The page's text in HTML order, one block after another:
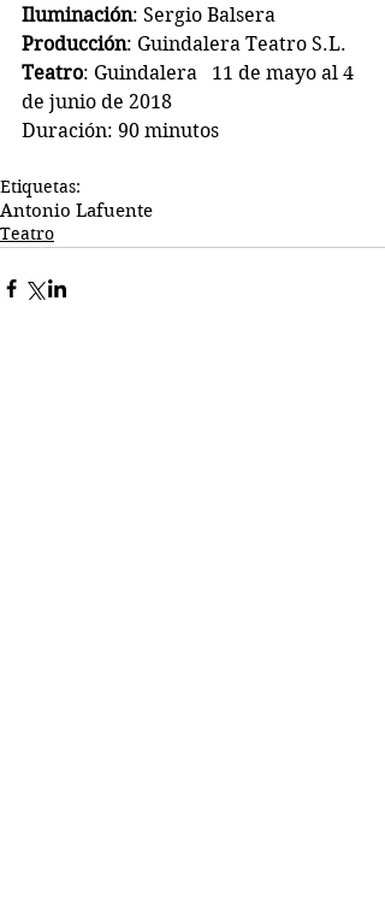
Iluminación: Sergio Balsera
Producción: Guindalera Teatro S.L.
Teatro: Guindalera   11 de mayo al 4
de junio de 2018
Duración: 90 minutos
Etiquetas:
Antonio Lafuente
Teatro